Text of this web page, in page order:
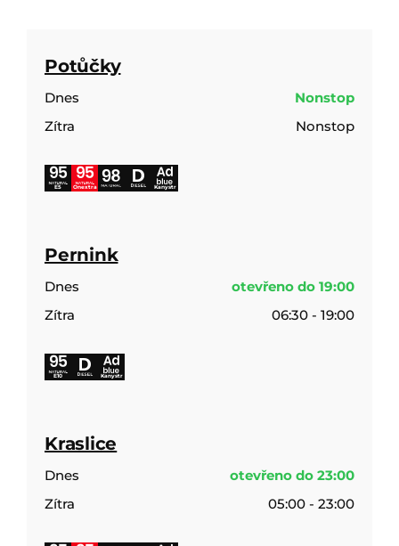
Potůčky
Dnes
Nonstop
Zítra
Nonstop
E5 Onextra Kanystr
Pernink
Dnes
otevřeno do 19:00
Zítra
06:30 - 19:00
E10 Kanystr
Kraslice
Dnes
otevřeno do 23:00
Zítra
05:00 - 23:00